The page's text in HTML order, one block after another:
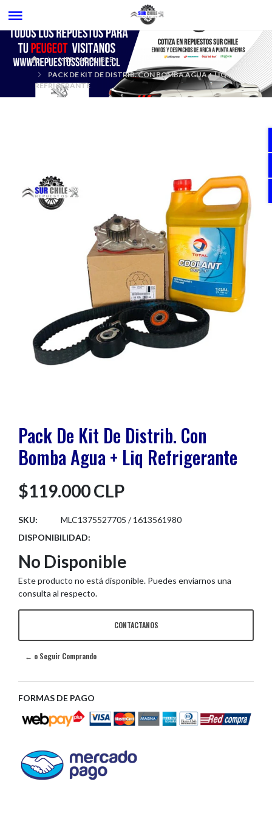
MERCADOLIBRE
PACK DE KIT DE DISTRIB. CON BOMBA AGUA + LIQ
REFRIGERANTE
Pack De Kit De Distrib. Con
Bomba Agua + Liq Refrigerante
$119.000 CLP
SKU:
MLC1375527705 / 1613561980
DISPONIBILIDAD:
No Disponible
Este producto no está disponible. Puedes enviarnos una
consulta al respecto.
CONTACTANOS
← o Seguir Comprando
FORMAS DE PAGO